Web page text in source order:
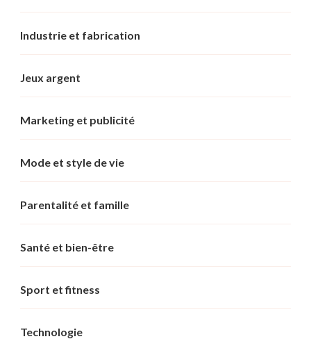
Industrie et fabrication
Jeux argent
Marketing et publicité
Mode et style de vie
Parentalité et famille
Santé et bien-être
Sport et fitness
Technologie